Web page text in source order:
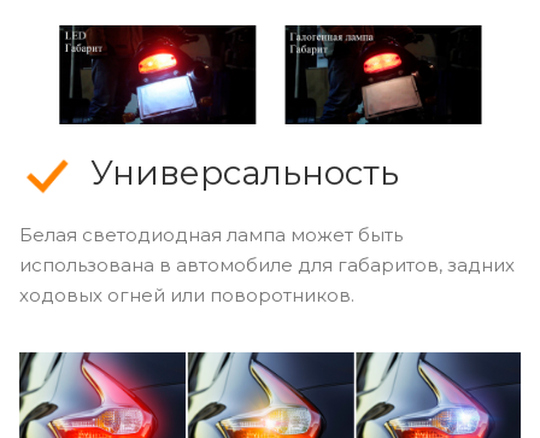
Универсальность
Белая светодиодная лампа может быть
использована в автомобиле для габаритов, задних
ходовых огней или поворотников.